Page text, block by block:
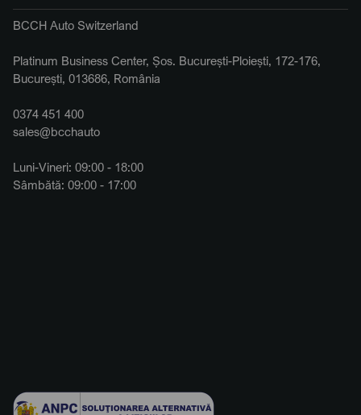
BCCH Auto Switzerland
Platinum Business Center, Șos. București-Ploiești, 172-176,
București, 013686, România
0374 451 400
sales@bcchauto
Luni-Vineri: 09:00 - 18:00
Sâmbătă: 09:00 - 17:00